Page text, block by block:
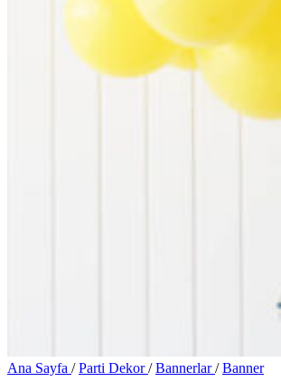
Ana Sayfa / Parti Dekor/ Bannerlar/ Banner